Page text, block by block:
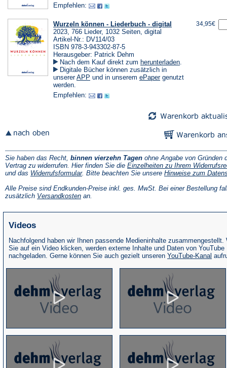
Empfehlen:
Wurzeln können - Liederbuch - digital
2023, 766 Lieder, 1032 Seiten, digital
Artikel-Nr.: DV114/03
ISBN 978-3-943302-87-5
Herausgeber: Patrick Dehm
Nach dem Kauf direkt zum herunterladen(Öffnet
einem
.
Digitale Bücher können zusätzlich in
unsererAPP (Öffnet
neuen
und in unserem ePaper(Öffnet
genutzt
werden.
Empfehlen:
34,95€
Sie haben das Recht, binnen vierzehn Tagen ohne Angabe von Gründen
Vertrag zu widerrufen. Hier finden Sie die Einzelheiten zu Ihrem
und das Widerrufsformular(Öffnet
einem
neuen
. Bitte beachten Sie unsere Hinweise zum
Alle Preise sind Endkunden-Preise inkl. ges. MwSt. Bei einer Bestellung
zusätzlich Versandkosten(Öffnet
an.
Videos
Nachfolgend haben wir Ihnen passende Medieninhalte zusammengestellt.
Sie auf ein Video klicken, werden externe Inhalte und Daten von YouTube
nachgeladen. Gerne können Sie auch gezielt unseren YouTube-Kanal